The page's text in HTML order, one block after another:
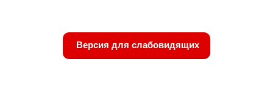
Версия для слабовидящих